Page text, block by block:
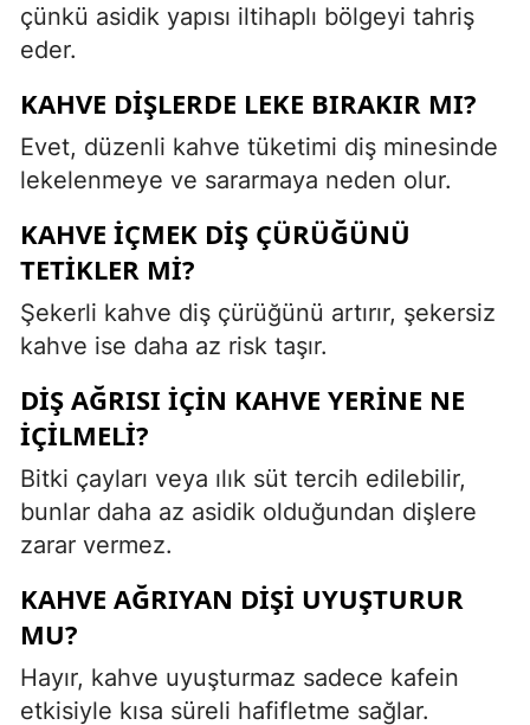
çünkü asidik yapısı iltihaplı bölgeyi tahriş
eder.
KAHVE DIŞLERDE LEKE BIRAKIR MI?
Evet, düzenli kahve tüketimi diş minesinde
lekelenmeye ve sararmaya neden olur.
KAHVE IÇMEK DIŞ ÇÜRÜĞÜNÜ
TETIKLER MI?
Şekerli kahve diş çürüğünü artırır, şekersiz
kahve ise daha az risk taşır.
DIŞ AĞRISI IÇIN KAHVE YERINE NE
IÇILMELI?
Bitki çayları veya ılık süt tercih edilebilir,
bunlar daha az asidik olduğundan dişlere
zarar vermez.
KAHVE AĞRIYAN DIŞI UYUŞTURUR
MU?
Hayır, kahve uyuşturmaz sadece kafein
etkisiyle kısa süreli hafifletme sağlar.